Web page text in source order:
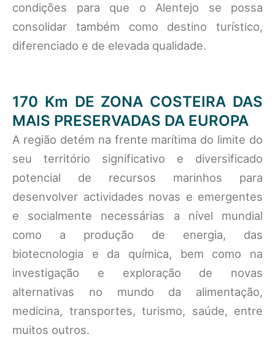
condições para que o Alentejo se possa
consolidar também como destino turístico,
diferenciado e de elevada qualidade.
170 Km DE ZONA COSTEIRA DAS
MAIS PRESERVADAS DA EUROPA
A região detém na frente marítima do limite do
seu território significativo e diversificado
potencial de recursos marinhos para
desenvolver actividades novas e emergentes
e socialmente necessárias a nível mundial
como a produção de energia, das
biotecnologia e da química, bem como na
investigação e exploração de novas
alternativas no mundo da alimentação,
medicina, transportes, turismo, saúde, entre
muitos outros.